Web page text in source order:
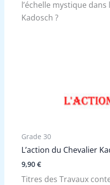
l’échelle mystique
Kadosch ?
Grade 30
L’action du Chevalier
9,90 €
Titres des Travaux